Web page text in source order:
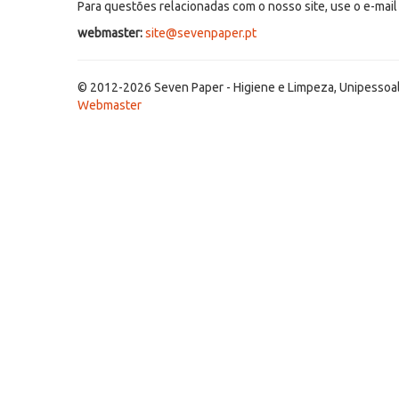
Para questões relacionadas com o nosso site, use o e-
webmaster:site@sevenpaper.pt
© 2012-2026 Seven Paper - Higiene e Limpeza,
Webmaster